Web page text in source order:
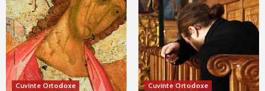
Cuvinte Ortodoxe Cuvinte Ortodoxe